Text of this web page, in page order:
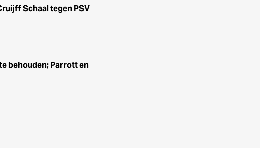
Schaal tegen PSV
behouden; Parrott en